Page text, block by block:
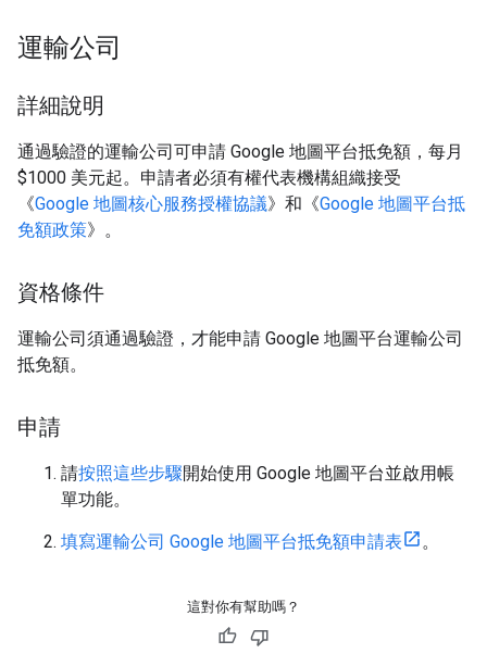
運輸公司
詳細說明
通過驗證的運輸公司可申請 Google 地圖平台抵免額，每月
$1000 美元起。申請者必須有權代表機構組織接受
《Google 地圖核心服務授權協議》和《Google 地圖平台抵
免額政策》。
資格條件
運輸公司須通過驗證，才能申請 Google 地圖平台運輸公司
抵免額。
申請
請按照這些步驟開始使用 Google 地圖平台並啟用帳
單功能。
填寫運輸公司 Google 地圖平台抵免額申請表 。
這對你有幫助嗎？